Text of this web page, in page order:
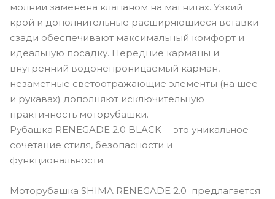
молнии заменена клапаном на магнитах. Узкий
крой и дополнительные расширяющиеся вставки
сзади обеспечивают максимальный комфорт и
идеальную посадку. Передние карманы и
внутренний водонепроницаемый карман,
незаметные светоотражающие элементы (на шее
и рукавах) дополняют исключительную
практичность моторубашки.
Рубашка RENEGADE 2.0 BLACK— это уникальное
сочетание стиля, безопасности и
функциональности.
Моторубашка SHIMA RENEGADE 2.0 предлагается